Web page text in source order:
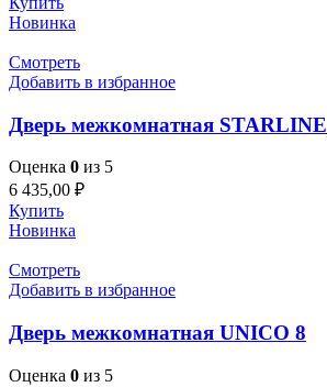
Новинка
Смотреть
Добавить в избранное
Дверь межкомнатная STARLINE
Оценка 0 из 5
6 435,00 ₽
Купить
Новинка
Смотреть
Добавить в избранное
Дверь межкомнатная UNICO 8
Оценка 0 из 5